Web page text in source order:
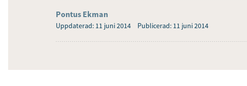
Pontus Ekman
Uppdaterad: 11 juni 2014 Publicerad: 11 juni 2014